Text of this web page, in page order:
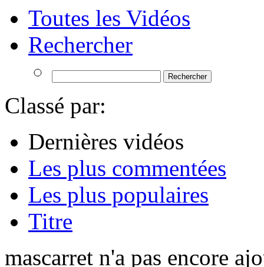
Toutes les Vidéos
Rechercher
Classé par:
Dernières vidéos
Les plus commentées
Les plus populaires
Titre
mascarret n'a pas encore